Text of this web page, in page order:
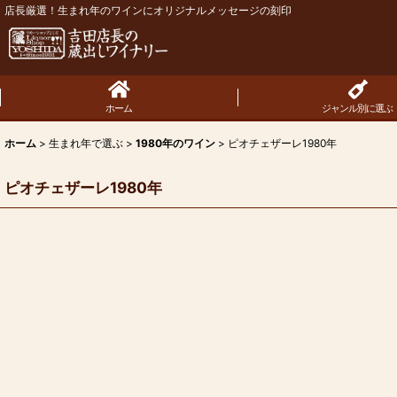
店長厳選！生まれ年のワインにオリジナルメッセージの刻印
ホーム ジャンル別に選ぶ
ホーム > 生まれ年で選ぶ > 1980年のワイン > ピオチェザーレ1980年
ピオチェザーレ1980年